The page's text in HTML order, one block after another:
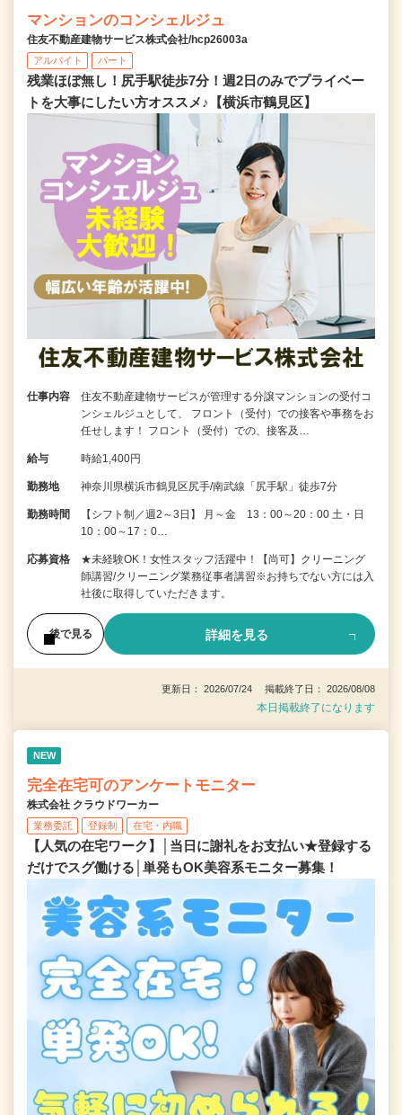
マンションのコンシェルジュ
住友不動産建物サービス株式会社/hcp26003a
アルバイト パート
残業ほぼ無し！尻手駅徒歩7分！週2日のみでプライベー
トを大事にしたい方オススメ♪【横浜市鶴見区】
仕事内容
住友不動産建物サービスが管理する分譲マンションの受付コ
ンシェルジュとして、 フロント（受付）での接客や事務をお
任せします！ フロント（受付）での、接客及…
給与 時給1,400円
勤務地 神奈川県横浜市鶴見区尻手/南武線「尻手駅」徒歩7分
勤務時間
【シフト制／週2～3日】 月～金 13：00～20：00 土・日
10：00～17：0…
応募資格
★未経験OK！女性スタッフ活躍中！【尚可】クリーニング
師講習/クリーニング業務従事者講習※お持ちでない方には入
社後に取得していただきます。
後で見る 詳細を見る
更新日： 2026/07/24 掲載終了日： 2026/08/08
本日掲載終了になります
NEW
完全在宅可のアンケートモニター
株式会社 クラウドワーカー
業務委託 登録制 在宅・内職
【人気の在宅ワーク】│当日に謝礼をお支払い★登録する
だけでスグ働ける│単発もOK美容系モニター募集！